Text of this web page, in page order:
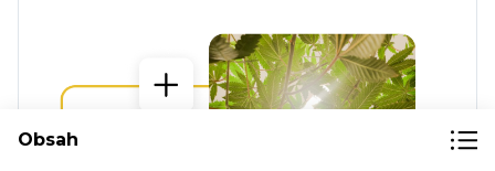
Obsah